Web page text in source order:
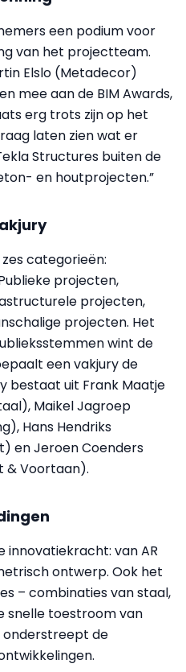
een podium voor
van het projectteam.
Elslo (Metadecor)
mee aan de BIM Awards,
erg trots zijn op het
laten zien wat er
Structures buiten de
en houtprojecten.”
categorieën:
projecten,
projecten,
projecten. Het
wint de
een vakjury de
bestaat uit Frank Maatje
Maikel Jagroep
Hans Hendriks
en Jeroen Coenders
& Voortaan).
van AR
ontwerp. Ook het
– combinaties van staal,
snelle toestroom van
onderstreept de